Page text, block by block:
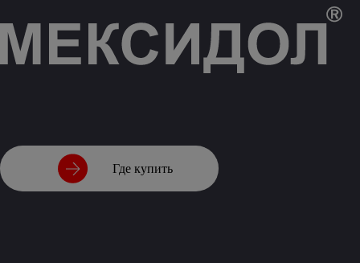
Где купить